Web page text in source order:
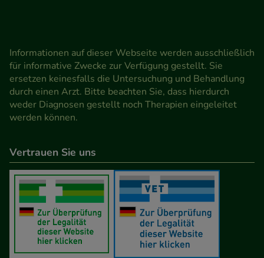
Informationen auf dieser Webseite werden ausschließlich
für informative Zwecke zur Verfügung gestellt. Sie
ersetzen keinesfalls die Untersuchung und Behandlung
durch einen Arzt. Bitte beachten Sie, dass hierdurch
weder Diagnosen gestellt noch Therapien eingeleitet
werden können.
Vertrauen Sie uns